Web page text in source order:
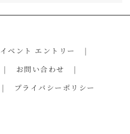
イベント エントリー
お問い合わせ
プライバシーポリシー